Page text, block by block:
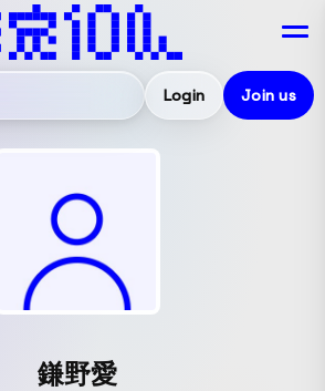
Login Join us
鎌野愛